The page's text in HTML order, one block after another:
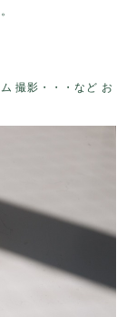
撮影・・・など お